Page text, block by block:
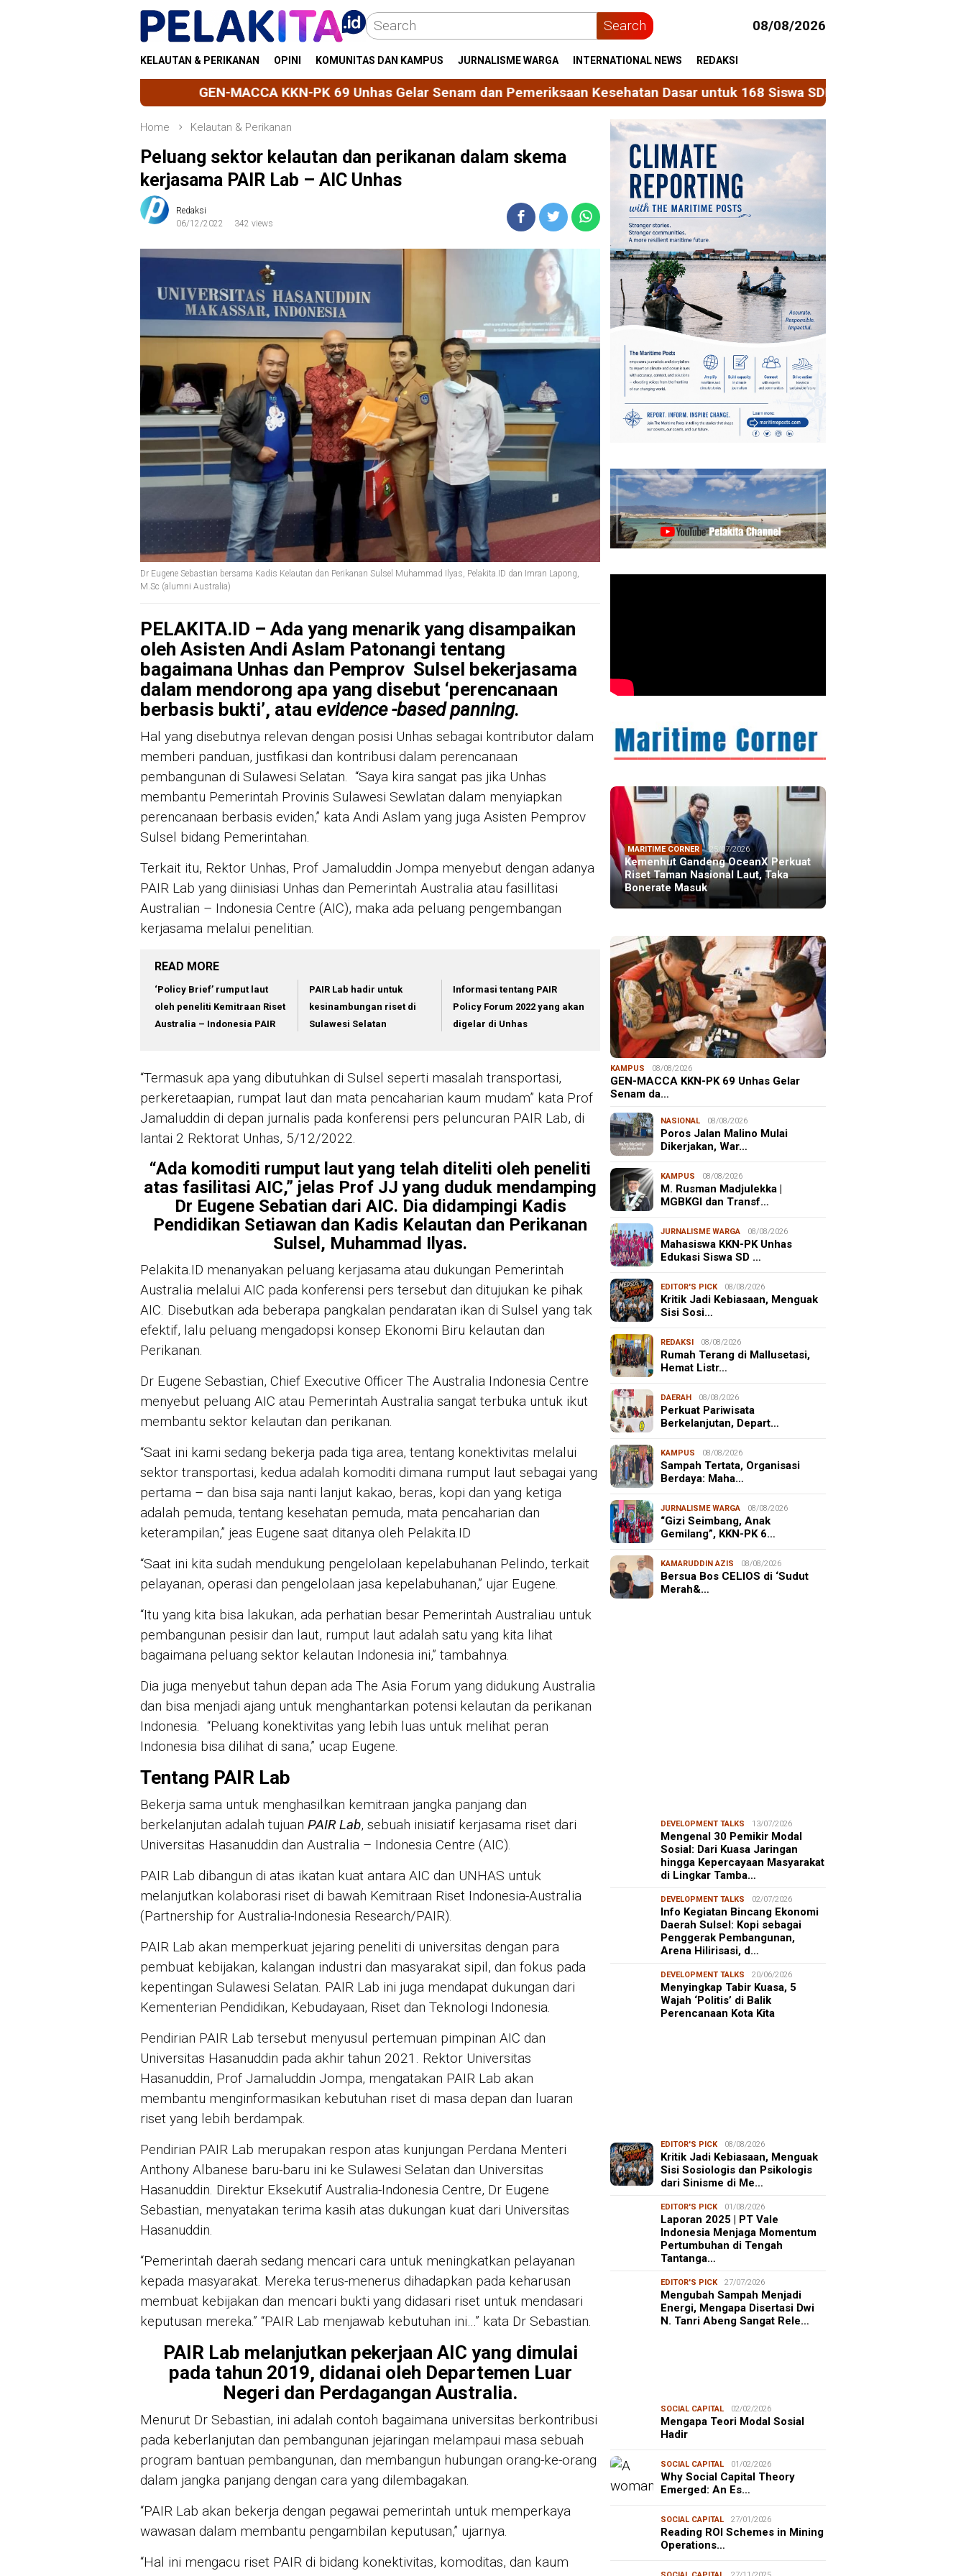
Skip
Search 08/08/2026
KELAUTAN & PERIKANAN OPINI KOMUNITAS DAN KAMPUS JURNALISME WARGA INTERNATIONAL NEWS REDAKSI
GEN-MACCA KKN-PK 69 Unhas Gelar Senam dan Pemeriksaan Kesehatan Dasar untuk 168 Siswa SDN 3 Allakuang Poros Jalan Malino Mulai
Home Kelautan & Perikanan
Peluang sektor kelautan dan perikanan dalam skema
kerjasama PAIR Lab – AIC Unhas
Redaksi
06/12/2022
342 views
Dr Eugene Sebastian bersama Kadis Kelautan dan Perikanan Sulsel Muhammad Ilyas, Pelakita.ID dan Imran Lapong,
M.Sc (alumni Australia)
PELAKITA.ID – Ada yang menarik yang disampaikan
oleh Asisten Andi Aslam Patonangi tentang
bagaimana Unhas dan Pemprov Sulsel bekerjasama
dalam mendorong apa yang disebut ‘perencanaan
berbasis bukti’, atau evidence -based panning.
Hal yang disebutnya relevan dengan posisi Unhas sebagai kontributor dalam
memberi panduan, justfikasi dan kontribusi dalam perencanaan
pembangunan di Sulawesi Selatan. “Saya kira sangat pas jika Unhas
membantu Pemerintah Provinis Sulawesi Sewlatan dalam menyiapkan
perencanaan berbasis eviden,” kata Andi Aslam yang juga Asisten Pemprov
Sulsel bidang Pemerintahan.
Terkait itu, Rektor Unhas, Prof Jamaluddin Jompa menyebut dengan adanya
PAIR Lab yang diinisiasi Unhas dan Pemerintah Australia atau fasillitasi
Australian – Indonesia Centre (AIC), maka ada peluang pengembangan
kerjasama melalui penelitian.
READ MORE
‘Policy Brief’ rumput laut
oleh peneliti Kemitraan Riset
Australia – Indonesia PAIR
PAIR Lab hadir untuk
kesinambungan riset di
Sulawesi Selatan
Informasi tentang PAIR
Policy Forum 2022 yang akan
digelar di Unhas
“Termasuk apa yang dibutuhkan di Sulsel seperti masalah transportasi,
perkeretaapian, rumpat laut dan mata pencaharian kaum mudam” kata Prof
Jamaluddin di depan jurnalis pada konferensi pers peluncuran PAIR Lab, di
lantai 2 Rektorat Unhas, 5/12/2022.
“Ada komoditi rumput laut yang telah diteliti oleh peneliti
atas fasilitasi AIC,” jelas Prof JJ yang duduk mendamping
Dr Eugene Sebatian dari AIC. Dia didampingi Kadis
Pendidikan Setiawan dan Kadis Kelautan dan Perikanan
Sulsel, Muhammad Ilyas.
Pelakita.ID menanyakan peluang kerjasama atau dukungan Pemerintah
Australia melalui AIC pada konferensi pers tersebut dan ditujukan ke pihak
AIC. Disebutkan ada beberapa pangkalan pendaratan ikan di Sulsel yang tak
efektif, lalu peluang mengadopsi konsep Ekonomi Biru kelautan dan
Perikanan.
Dr Eugene Sebastian, Chief Executive Officer The Australia Indonesia Centre
menyebut peluang AIC atau Pemerintah Australia sangat terbuka untuk ikut
membantu sektor kelautan dan perikanan.
“Saat ini kami sedang bekerja pada tiga area, tentang konektivitas melalui
sektor transportasi, kedua adalah komoditi dimana rumput laut sebagai yang
pertama – dan bisa saja nanti lanjut kakao, beras, kopi dan yang ketiga
adalah pemuda, tentang kesehatan pemuda, mata pencaharian dan
keterampilan,” jeas Eugene saat ditanya oleh Pelakita.ID
“Saat ini kita sudah mendukung pengelolaan kepelabuhanan Pelindo, terkait
pelayanan, operasi dan pengelolaan jasa kepelabuhanan,” ujar Eugene.
“Itu yang kita bisa lakukan, ada perhatian besar Pemerintah Australiau untuk
pembangunan pesisir dan laut, rumput laut adalah satu yang kita lihat
bagaimana peluang sektor kelautan Indonesia ini,” tambahnya.
Dia juga menyebut tahun depan ada The Asia Forum yang didukung Australia
dan bisa menjadi ajang untuk menghantarkan potensi kelautan da perikanan
Indonesia. “Peluang konektivitas yang lebih luas untuk melihat peran
Indonesia bisa dilihat di sana,” ucap Eugene.
Tentang PAIR Lab
Bekerja sama untuk menghasilkan kemitraan jangka panjang dan
berkelanjutan adalah tujuan PAIR Lab, sebuah inisiatif kerjasama riset dari
Universitas Hasanuddin dan Australia – Indonesia Centre (AIC).
PAIR Lab dibangun di atas ikatan kuat antara AIC dan UNHAS untuk
melanjutkan kolaborasi riset di bawah Kemitraan Riset Indonesia-Australia
(Partnership for Australia-Indonesia Research/PAIR).
PAIR Lab akan memperkuat jejaring peneliti di universitas dengan para
pembuat kebijakan, kalangan industri dan masyarakat sipil, dan fokus pada
kepentingan Sulawesi Selatan. PAIR Lab ini juga mendapat dukungan dari
Kementerian Pendidikan, Kebudayaan, Riset dan Teknologi Indonesia.
Pendirian PAIR Lab tersebut menyusul pertemuan pimpinan AIC dan
Universitas Hasanuddin pada akhir tahun 2021. Rektor Universitas
Hasanuddin, Prof Jamaluddin Jompa, mengatakan PAIR Lab akan
membantu menginformasikan kebutuhan riset di masa depan dan luaran
riset yang lebih berdampak.
Pendirian PAIR Lab merupakan respon atas kunjungan Perdana Menteri
Anthony Albanese baru-baru ini ke Sulawesi Selatan dan Universitas
Hasanuddin. Direktur Eksekutif Australia-Indonesia Centre, Dr Eugene
Sebastian, menyatakan terima kasih atas dukungan kuat dari Universitas
Hasanuddin.
“Pemerintah daerah sedang mencari cara untuk meningkatkan pelayanan
kepada masyarakat. Mereka terus-menerus dihadapkan pada keharusan
membuat kebijakan dan mencari bukti yang didasari riset untuk mendasari
keputusan mereka.” “PAIR Lab menjawab kebutuhan ini…” kata Dr Sebastian.
PAIR Lab melanjutkan pekerjaan AIC yang dimulai
pada tahun 2019, didanai oleh Departemen Luar
Negeri dan Perdagangan Australia.
Menurut Dr Sebastian, ini adalah contoh bagaimana universitas berkontribusi
pada keberlanjutan dan pembangunan jejaringan melampaui masa sebuah
program bantuan pembangunan, dan membangun hubungan orang-ke-orang
dalam jangka panjang dengan cara yang dilembagakan.
“PAIR Lab akan bekerja dengan pegawai pemerintah untuk memperkaya
wawasan dalam membantu pengambilan keputusan,” ujarnya.
“Hal ini mengacu riset PAIR di bidang konektivitas, komoditas, dan kaum
MARITIME CORNER 25/07/2026
Kemenhut Gandeng OceanX Perkuat
Riset Taman Nasional Laut, Taka
Bonerate Masuk
KAMPUS 08/08/2026
GEN-MACCA KKN-PK 69 Unhas Gelar
Senam da…
NASIONAL 08/08/2026
Poros Jalan Malino Mulai
Dikerjakan, War…
KAMPUS 08/08/2026
M. Rusman Madjulekka |
MGBKGI dan Transf…
JURNALISME WARGA 08/08/2026
Mahasiswa KKN-PK Unhas
Edukasi Siswa SD …
EDITOR'S PICK 08/08/2026
Kritik Jadi Kebiasaan, Menguak
Sisi Sosi…
REDAKSI 08/08/2026
Rumah Terang di Mallusetasi,
Hemat Listr…
DAERAH 08/08/2026
Perkuat Pariwisata
Berkelanjutan, Depart…
KAMPUS 08/08/2026
Sampah Tertata, Organisasi
Berdaya: Maha…
JURNALISME WARGA 08/08/2026
“Gizi Seimbang, Anak
Gemilang”, KKN-PK 6…
KAMARUDDIN AZIS 08/08/2026
Bersua Bos CELIOS di ‘Sudut
Merah&…
JURNALISME WARGA 08/08/2026
Mahasiswa KKN-PK Unhas Edukasi
Siswa SD Cegah Karies melalui
DEVELOPMENT TALKS 13/07/2026
Mengenal 30 Pemikir Modal
Sosial: Dari Kuasa Jaringan
hingga Kepercayaan Masyarakat
di Lingkar Tamba…
DEVELOPMENT TALKS 02/07/2026
Info Kegiatan Bincang Ekonomi
Daerah Sulsel: Kopi sebagai
Penggerak Pembangunan,
Arena Hilirisasi, d…
DEVELOPMENT TALKS 20/06/2026
Menyingkap Tabir Kuasa, 5
Wajah ‘Politis’ di Balik
Perencanaan Kota Kita
EDITOR'S PICK 08/08/2026
Kritik Jadi Kebiasaan, Menguak
Sisi Sosiologis dan Psikologis
dari Sinisme di Me…
EDITOR'S PICK 01/08/2026
Laporan 2025 | PT Vale
Indonesia Menjaga Momentum
Pertumbuhan di Tengah
Tantanga…
EDITOR'S PICK 27/07/2026
Mengubah Sampah Menjadi
Energi, Mengapa Disertasi Dwi
N. Tanri Abeng Sangat Rele…
SOCIAL CAPITAL 02/02/2026
Mengapa Teori Modal Sosial
Hadir
SOCIAL CAPITAL 01/02/2026
Why Social Capital Theory
Emerged: An Es…
SOCIAL CAPITAL 27/01/2026
Reading ROI Schemes in Mining
Operations…